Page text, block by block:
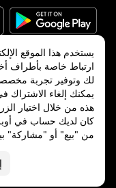
©
2026شركة Uber Technologies, Inc.‎
ميزات
يستخدم هذا الموقع
ارتباط خاصة بأطراف
لك وتوفير تجربة
يمكنك إلغاء الاشتراك
هذه من خلال اختيار الزر
كان لديك حساب في
من "بيع" أو "مشاركة"